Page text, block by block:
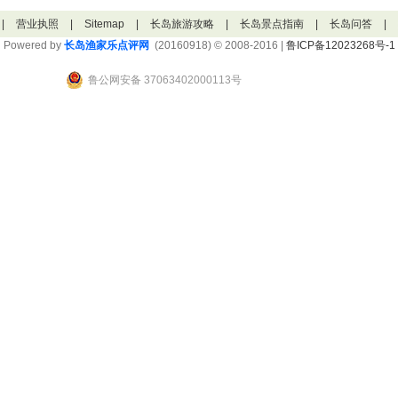
营业执照 Sitemap 长岛旅游攻略 长岛景点指南 长岛问答
Powered by 长岛渔家乐点评网 (20160918) © 2008-2016 | 鲁ICP备12023268号-1
鲁公网安备 37063402000113号